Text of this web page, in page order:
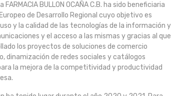
FARMACIA BULLON OCAÑA C.B. ha sido beneficiaria
de Desarrollo Regional cuyo objetivo es
y la calidad de las tecnologías de la información y
y el acceso a las mismas y gracias al que
los proyectos de soluciones de comercio
dinamización de redes sociales y catálogos
la mejora de la competitividad y productividad